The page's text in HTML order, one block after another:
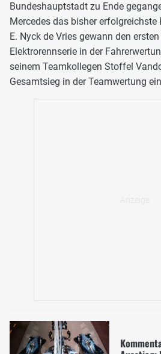
Bundeshauptstadt zu Ende
Mercedes das bisher erfolgreichste
E. Nyck de Vries gewann den
Elektrorennserie in der
seinem Teamkollegen Stoffel
Gesamtsieg in der Teamwertung